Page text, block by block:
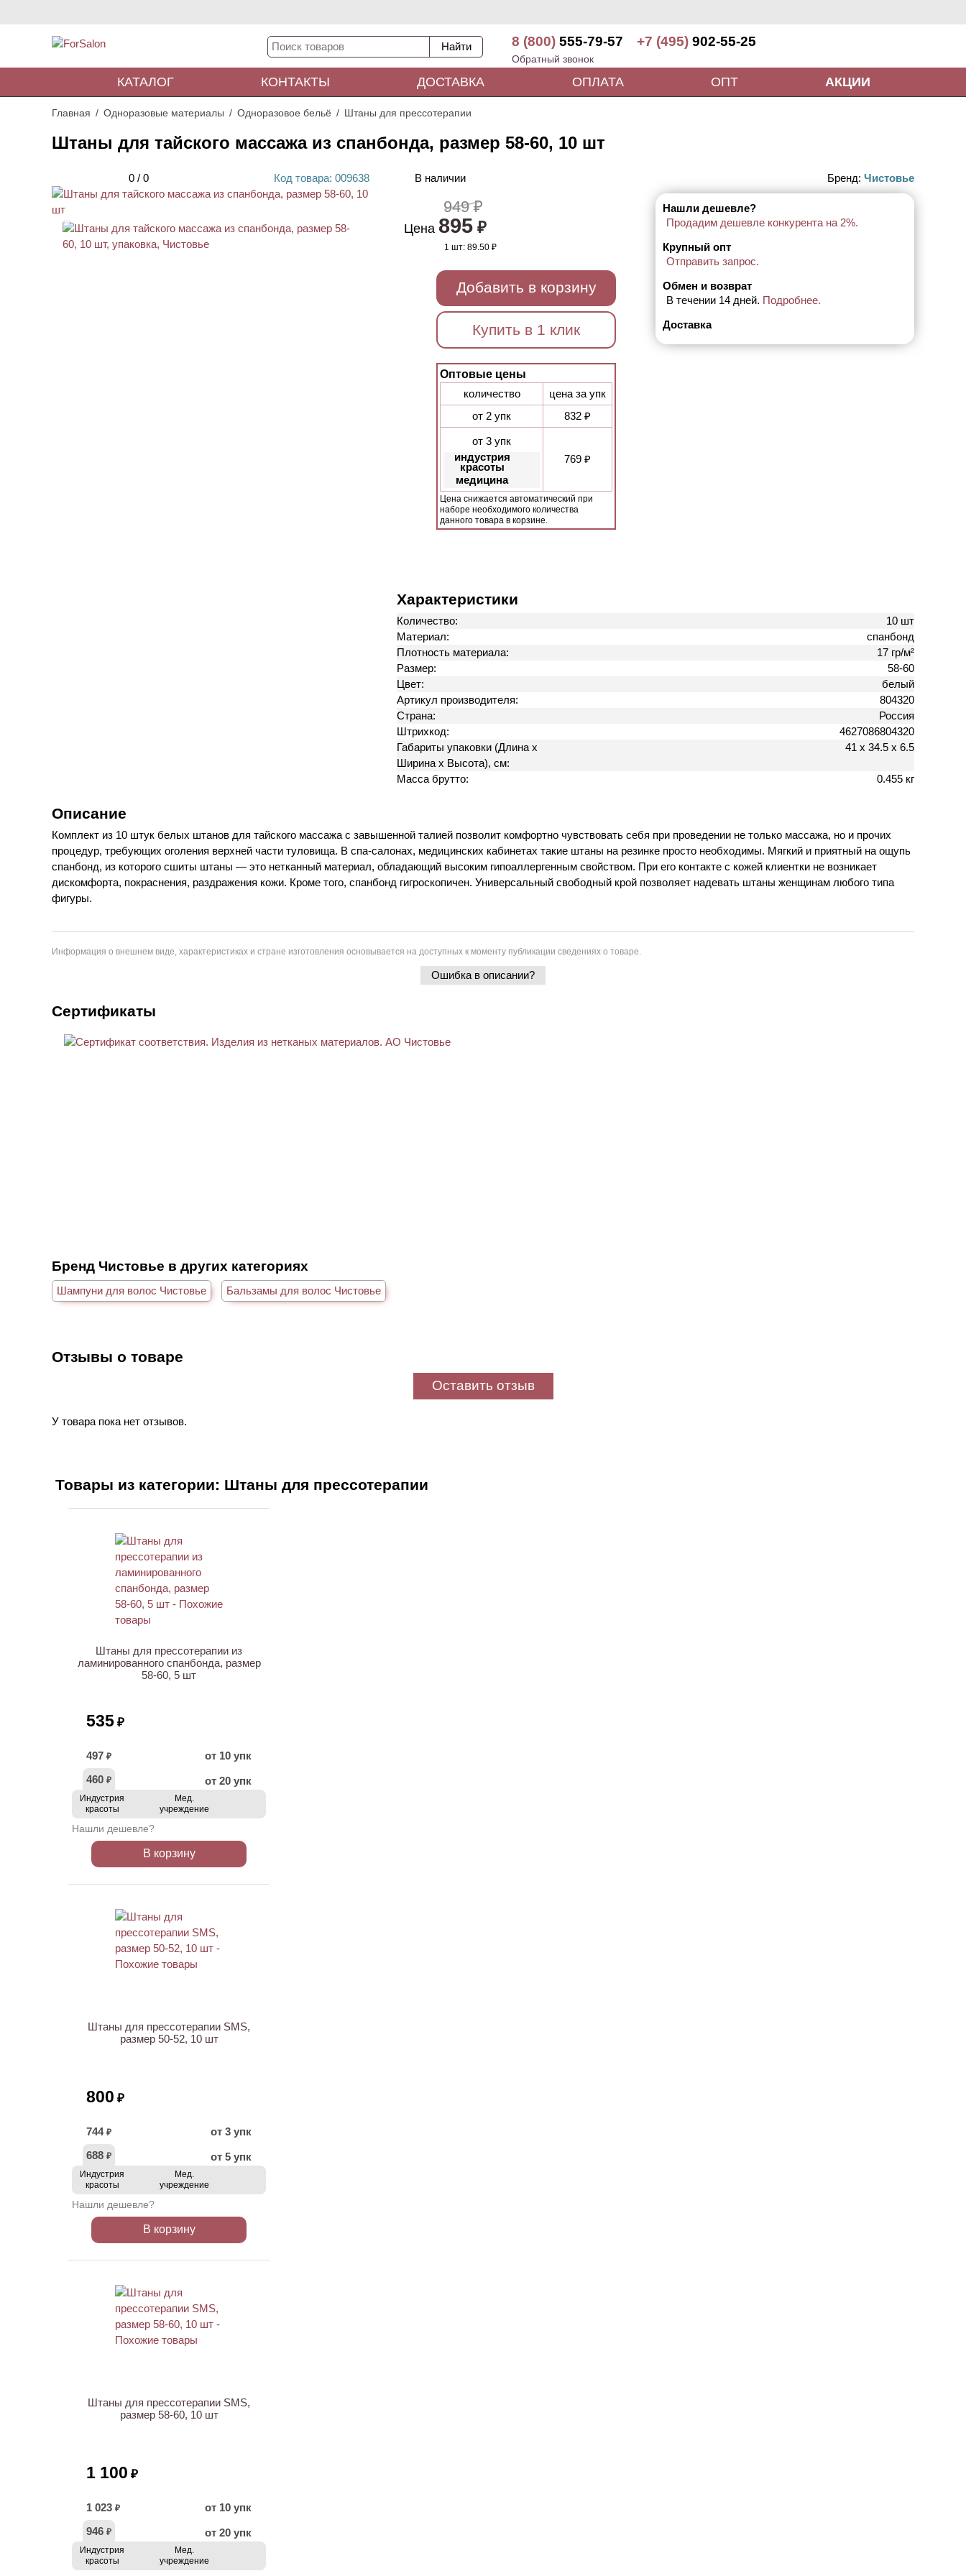
8 (800) 555-79-57 +7 (495) 902-55-25
Обратный звонок
КАТАЛОГ КОНТАКТЫ ДОСТАВКА ОПЛАТА ОПТ АКЦИИ
Главная Одноразовые материалы Одноразовое бельё Штаны для прессотерапии
Штаны для тайского массажа из спанбонда, размер 58-60, 10 шт
0 / 0 Код товара: 009638
АКЦИЯ
В наличии Бренд: Чистовье
949 ₽
Цена 895 ₽
1 шт: 89.50 ₽
Добавить в корзину
Купить в 1 клик
Оптовые цены
количество
цена за упк
от 2 упк
832 ₽
от 3 упк
индустрия
красоты
медицина
769 ₽
Цена снижается автоматический при
наборе необходимого количества
данного товара в корзине.
Нашли дешевле?
Продадим дешевле конкурента на 2%.
Крупный опт
Отправить запрос.
Обмен и возврат
В течении 14 дней. Подробнее.
Доставка
Характеристики
Количество:
10 шт
Материал:
спанбонд
Плотность материала:
17 гр/м²
Размер:
58-60
Цвет:
белый
Артикул производителя:
804320
Страна:
Россия
Штрихкод:
4627086804320
Габариты упаковки (Длина х
Ширина х Высота), см:
41 х 34.5 х 6.5
Масса брутто: 0.455 кг
Описание
Комплект из 10 штук белых штанов для тайского массажа с завышенной талией позволит комфортно чувствовать себя при проведении не только массажа, но и прочих
процедур, требующих оголения верхней части туловища. В спа-салонах, медицинских кабинетах такие штаны на резинке просто необходимы. Мягкий и приятный на ощупь
спанбонд, из которого сшиты штаны — это нетканный материал, обладающий высоким гипоаллергенным свойством. При его контакте с кожей клиентки не возникает
дискомфорта, покраснения, раздражения кожи. Кроме того, спанбонд гигроскопичен. Универсальный свободный крой позволяет надевать штаны женщинам любого типа
фигуры.
Информация о внешнем виде, характеристиках и стране изготовления основывается на доступных к моменту публикации сведениях о товаре.
Ошибка в описании?
Сертификаты
Бренд Чистовье в других категориях
Шампуни для волос Чистовье Бальзамы для волос Чистовье
Отзывы о товаре
Оставить отзыв
У товара пока нет отзывов.
Товары из категории: Штаны для прессотерапии
Штаны для прессотерапии из
ламинированного спанбонда, размер
58-60, 5 шт
535 ₽
497 ₽
от 10 упк
460 ₽ от 20 упк
Индустрия
красоты
Мед.
учреждение
Нашли дешевле?
В корзину
Штаны для прессотерапии SMS,
размер 50-52, 10 шт
800 ₽
744 ₽
от 3 упк
688 ₽ от 5 упк
Индустрия
красоты
Мед.
учреждение
Нашли дешевле?
В корзину
Штаны для прессотерапии SMS,
размер 58-60, 10 шт
1 100 ₽
1 023 ₽
от 10 упк
946 ₽ от 20 упк
Индустрия
красоты
Мед.
учреждение